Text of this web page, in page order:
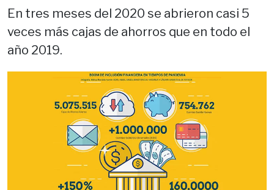
En tres meses del 2020 se abrieron casi 5
veces más cajas de ahorros que en todo el
año 2019.